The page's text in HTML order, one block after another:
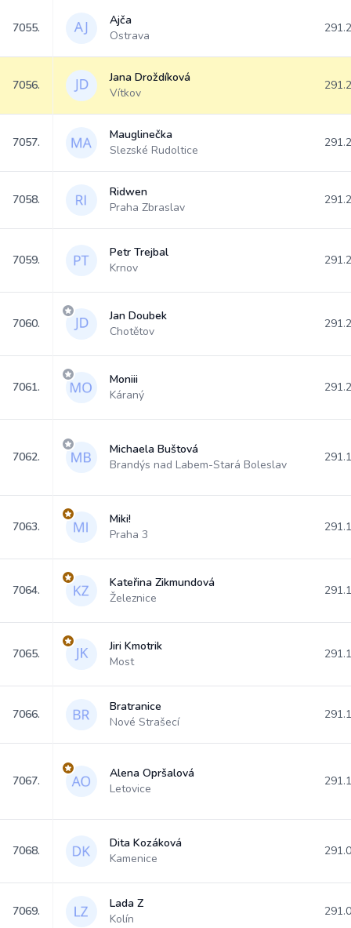
7055.
Ajča
Ostrava
7056.
Jana Droždíková
Vítkov
7057.
Mauglinečka
Slezské Rudoltice
7058.
Ridwen
Praha Zbraslav
7059.
Petr Trejbal
Krnov
7060.
Jan Doubek
Chotětov
7061.
Moniii
Káraný
7062.
Michaela Buštová
Brandýs nad Labem-Stará Boleslav
7063.
Miki!
Praha 3
7064.
Kateřina Zikmundová
Železnice
7065.
Jiri Kmotrik
Most
7066.
Bratranice
Nové Strašecí
7067.
Alena Opršalová
Letovice
7068.
Dita Kozáková
Kamenice
7069.
Lada Z
Kolín